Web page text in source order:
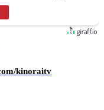
kinoraitv